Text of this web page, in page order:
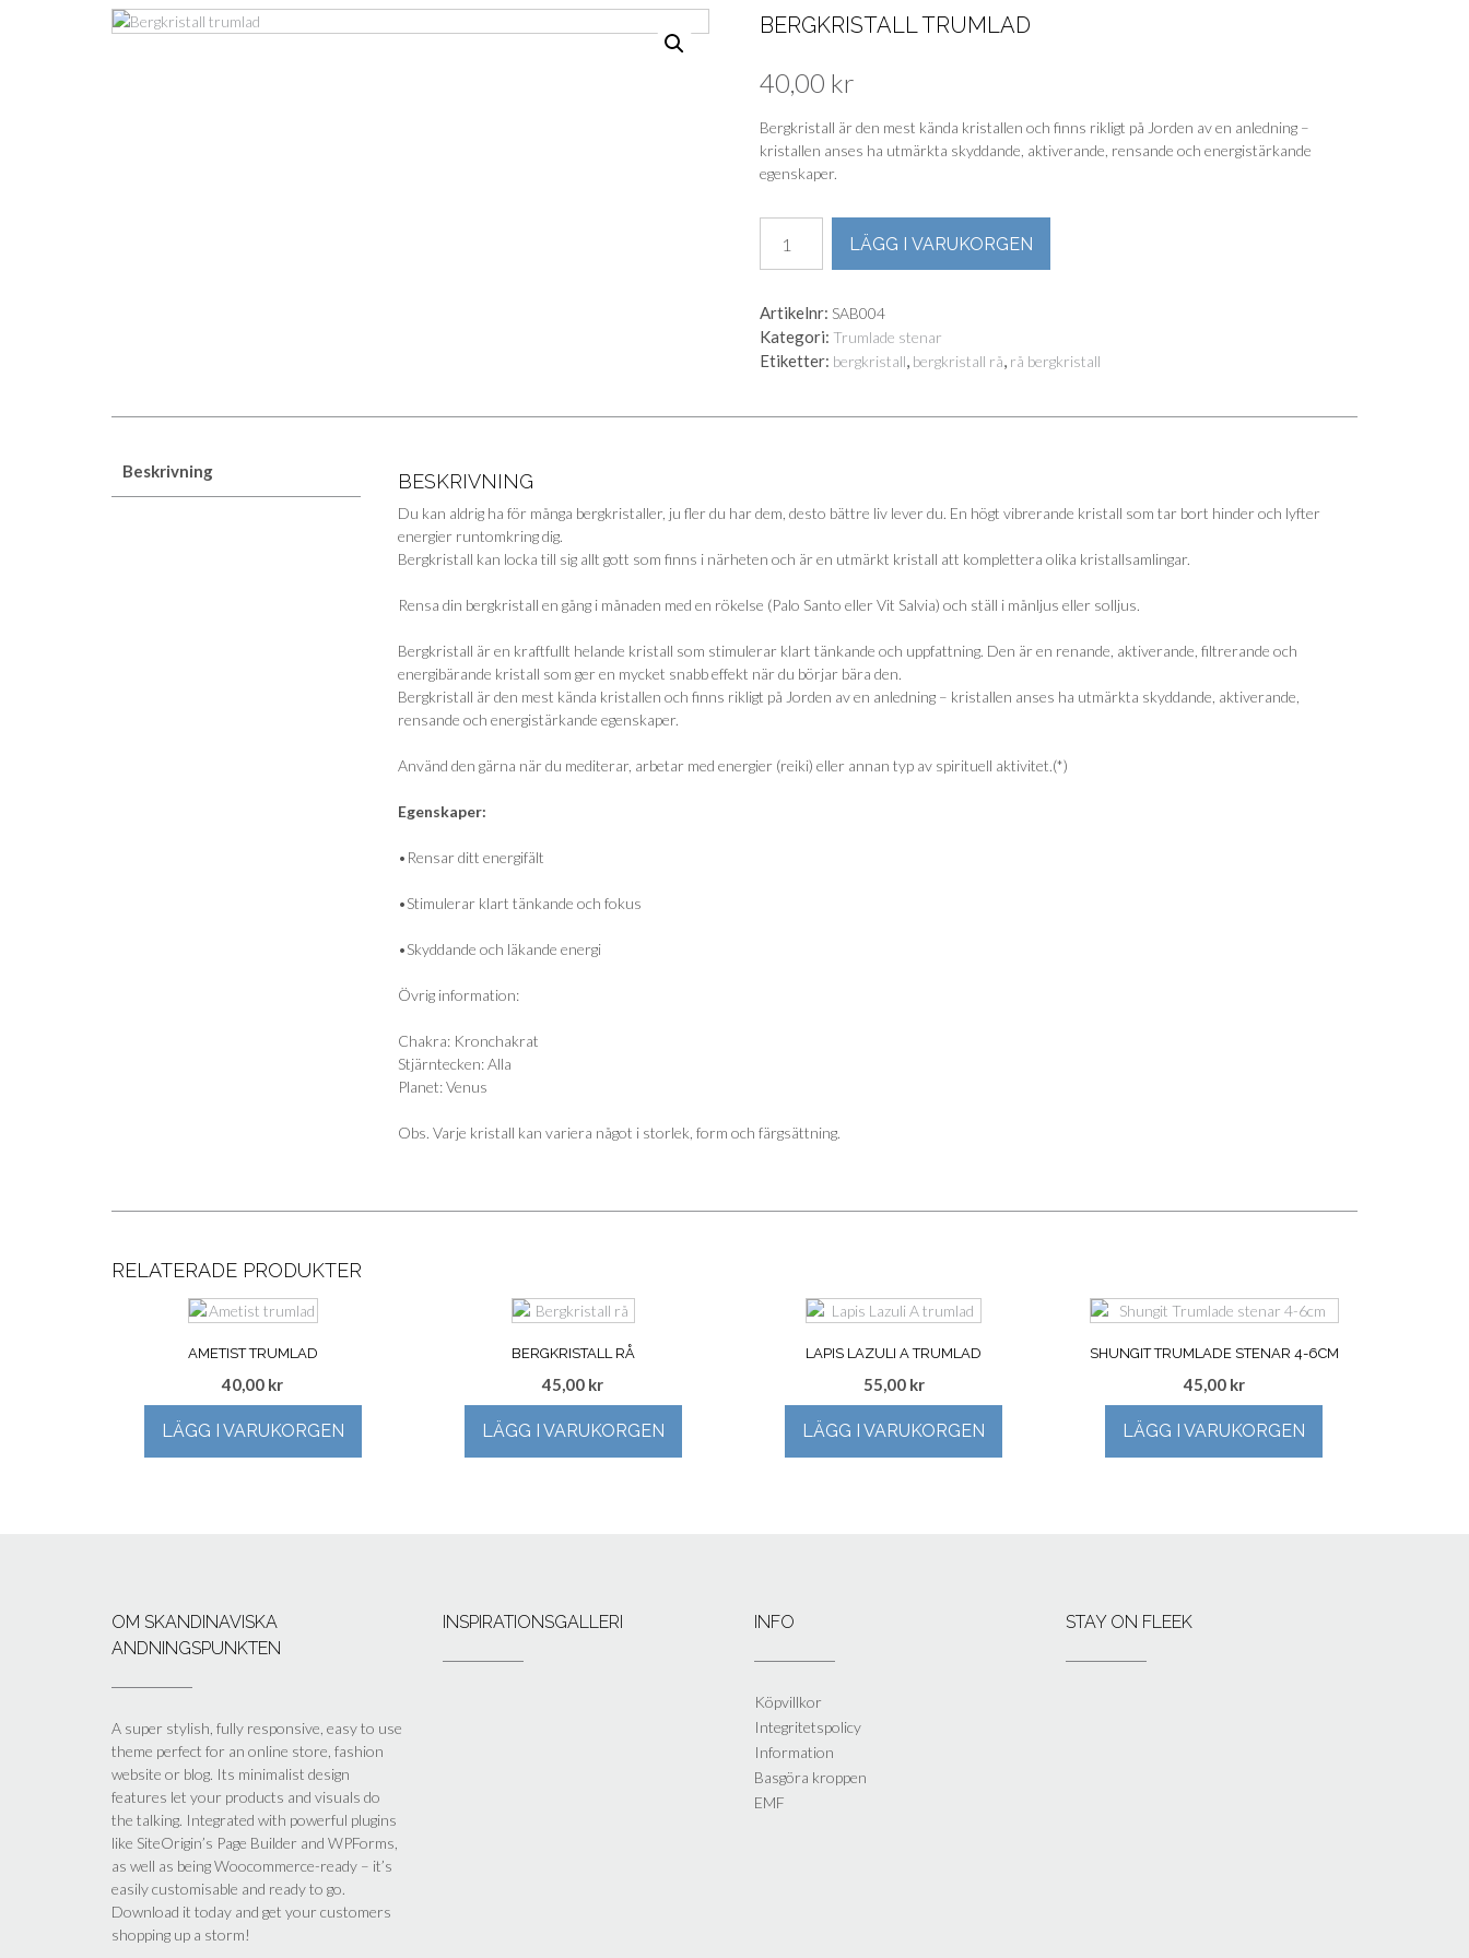
BERGKRISTALL TRUMLAD
40,00 kr
Bergkristall är den mest kända kristallen och finns rikligt på Jorden av en anledning –
kristallen anses ha utmärkta skyddande, aktiverande, rensande och energistärkande
egenskaper.
trumlad
mängd
LÄGG I VARUKORGEN
Artikelnr: SAB004
Kategori: Trumlade stenar
Etiketter: bergkristall, bergkristall rå, rå bergkristall
Beskrivning BESKRIVNING
Du kan aldrig ha för många bergkristaller, ju fler du har dem, desto bättre liv lever du. En högt vibrerande kristall som tar bort hinder och lyfter
energier runtomkring dig.
Bergkristall kan locka till sig allt gott som finns i närheten och är en utmärkt kristall att komplettera olika kristallsamlingar.
Rensa din bergkristall en gång i månaden med en rökelse (Palo Santo eller Vit Salvia) och ställ i månljus eller solljus.
Bergkristall är en kraftfullt helande kristall som stimulerar klart tänkande och uppfattning. Den är en renande, aktiverande, filtrerande och
energibärande kristall som ger en mycket snabb effekt när du börjar bära den.
Bergkristall är den mest kända kristallen och finns rikligt på Jorden av en anledning – kristallen anses ha utmärkta skyddande, aktiverande,
rensande och energistärkande egenskaper.
Använd den gärna när du mediterar, arbetar med energier (reiki) eller annan typ av spirituell aktivitet.(*)
Egenskaper:
•Rensar ditt energifält
•Stimulerar klart tänkande och fokus
•Skyddande och läkande energi
Övrig information:
Chakra: Kronchakrat
Stjärntecken: Alla
Planet: Venus
Obs. Varje kristall kan variera något i storlek, form och färgsättning.
RELATERADE PRODUKTER
AMETIST TRUMLAD
40,00 kr
LÄGG I VARUKORGEN
BERGKRISTALL RÅ
45,00 kr
LÄGG I VARUKORGEN
LAPIS LAZULI A TRUMLAD
55,00 kr
LÄGG I VARUKORGEN
SHUNGIT TRUMLADE STENAR 4-6CM
45,00 kr
LÄGG I VARUKORGEN
OM SKANDINAVISKA
ANDNINGSPUNKTEN
A super stylish, fully responsive, easy to use
theme perfect for an online store, fashion
website or blog. Its minimalist design
features let your products and visuals do
the talking. Integrated with powerful plugins
like SiteOrigin’s Page Builder and WPForms,
as well as being Woocommerce-ready – it’s
easily customisable and ready to go.
Download it today and get your customers
shopping up a storm!
INSPIRATIONSGALLERI INFO
Köpvillkor
Integritetspolicy
Information
Basgöra kroppen
EMF
STAY ON FLEEK